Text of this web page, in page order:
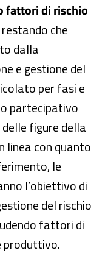
fattori di rischio
che
dalla
e gestione del
per fasi e
partecipativo
figure della
linea con quanto
le
l’obiettivo di
del rischio
fattori di
produttivo.